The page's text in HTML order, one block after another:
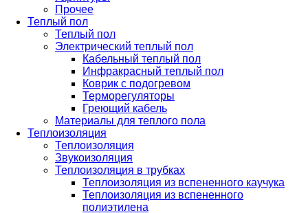
Прочее
Теплый пол
Теплый пол
Электрический теплый пол
Кабельный теплый пол
Инфракрасный теплый пол
Коврик с подогревом
Терморегуляторы
Греющий кабель
Материалы для теплого пола
Теплоизоляция
Теплоизоляция
Звукоизоляция
Теплоизоляция в трубках
Теплоизоляция из вспененного каучука
Теплоизоляция из вспененного
полиэтилена